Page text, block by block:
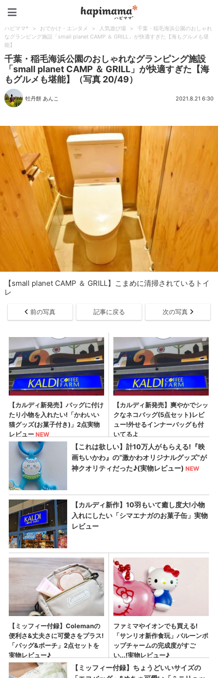
ハピママ* > おでかけ・エンタメ > 人気遊び場 >
千葉・稲毛海浜公園のおしゃれ
なグランピング施設「small planet CAMP ＆ GRILL」が快適すぎた【海もグルメも堪
能】
千葉・稲毛海浜公園のおしゃれなグランピング施設
「small planet CAMP ＆ GRILL」が快適すぎた【海
もグルメも堪能】（写真 20/49）
牡丹餅 あんこ 2021.8.21 6:30
【small planet CAMP ＆ GRILL】こまめに清掃されているトイ
レ
前の写真 記事に戻る 次の写真